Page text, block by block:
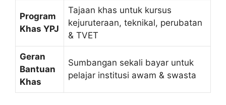
Program
Khas YPJ
Tajaan khas untuk kursus
kejuruteraan, teknikal, perubatan
& TVET
Geran
Bantuan
Khas
Sumbangan sekali bayar untuk
pelajar institusi awam & swasta